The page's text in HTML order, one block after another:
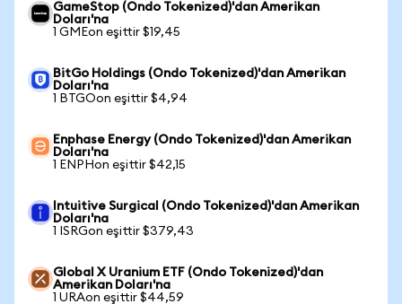
GameStop (Ondo Tokenized)'dan Amerikan
Doları'na
1 GMEon eşittir $19,45
BitGo Holdings (Ondo Tokenized)'dan Amerikan
Doları'na
1 BTGOon eşittir $4,94
Enphase Energy (Ondo Tokenized)'dan Amerikan
Doları'na
1 ENPHon eşittir $42,15
Intuitive Surgical (Ondo Tokenized)'dan Amerikan
Doları'na
1 ISRGon eşittir $379,43
Global X Uranium ETF (Ondo Tokenized)'dan
Amerikan Doları'na
1 URAon eşittir $44,59